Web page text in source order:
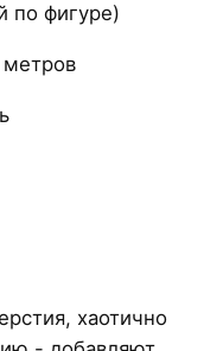
по фигуре)
хаотично